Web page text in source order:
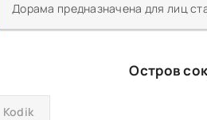
Дорама предназначена для лиц
Остров
Kodik